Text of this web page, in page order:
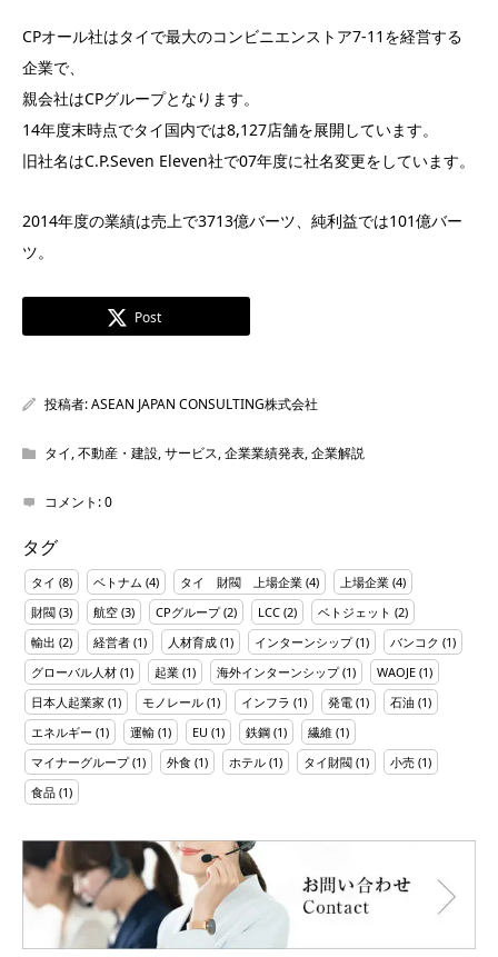
CPオール社はタイで最大のコンビニエンストア7-11を経営する
企業で、
親会社はCPグループとなります。
14年度末時点でタイ国内では8,127店舗を展開しています。
旧社名はC.P.Seven Eleven社で07年度に社名変更をしています。
2014年度の業績は売上で3713億バーツ、純利益では101億バー
ツ。
Post
投稿者:ASEAN JAPAN CONSULTING株式会社
タイ,不動産・建設,サービス,企業業績発表,企業解説
コメント:0
タグ
タイ (8) ベトナム (4) タイ 財閥 上場企業 (4) 上場企業 (4)
財閥 (3) 航空 (3) CPグループ(2) LCC (2) ベトジェット (2)
輸出 (2) 経営者 (1) 人材育成 (1) インターンシップ(1) バンコク (1)
グローバル人材 (1) 起業 (1) 海外インターンシップ(1) WAOJE (1)
日本人起業家 (1) モノレール (1) インフラ (1) 発電 (1) 石油 (1)
エネルギー (1) 運輸 (1) EU (1) 鉄鋼 (1) 繊維 (1)
マイナーグループ(1) 外食 (1) ホテル (1) タイ財閥 (1) 小売 (1)
食品 (1)